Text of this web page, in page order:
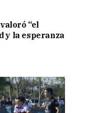
“el
y la esperanza